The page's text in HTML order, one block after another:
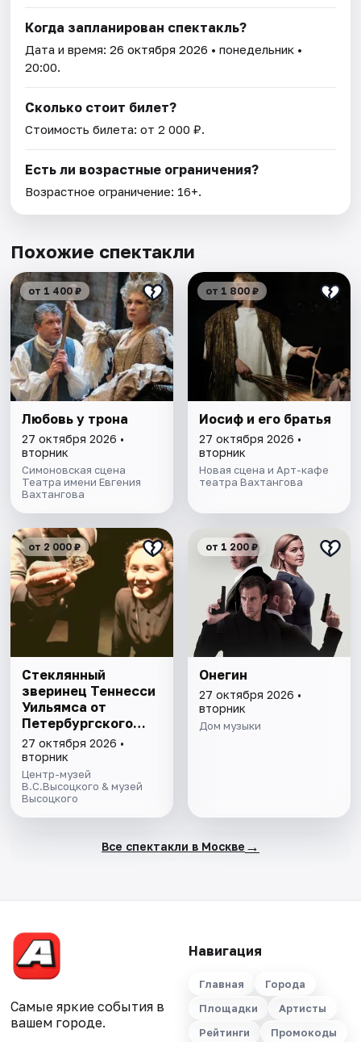
Когда запланирован спектакль?
Дата и время:26 октября 2026 • понедельник •
20:00.
Сколько стоит билет?
Стоимость билета: от 2 000 ₽.
Есть ли возрастные ограничения?
Возрастное ограничение: 16+.
Похожие спектакли
от 1 400 ₽
Любовь у трона
27 октября 2026 •
вторник
Симоновская сцена
Театра имени Евгения
Вахтангова
от 1 800 ₽
Иосиф и его братья
27 октября 2026 •
вторник
Новая сцена и Арт-кафе
театра Вахтангова
от 2 000 ₽
Стеклянный
зверинец Теннесси
Уильямса от
Петербургского
театра Vertumn
27 октября 2026 •
вторник
Центр-музей
В.С.Высоцкого & музей
Высоцкого
от 1 200 ₽
Онегин
27 октября 2026 •
вторник
Дом музыки
Все спектакли в Москве →
Самые яркие события в
вашем городе.
Навигация
Главная
Города
Площадки
Артисты
Рейтинги
Промокоды